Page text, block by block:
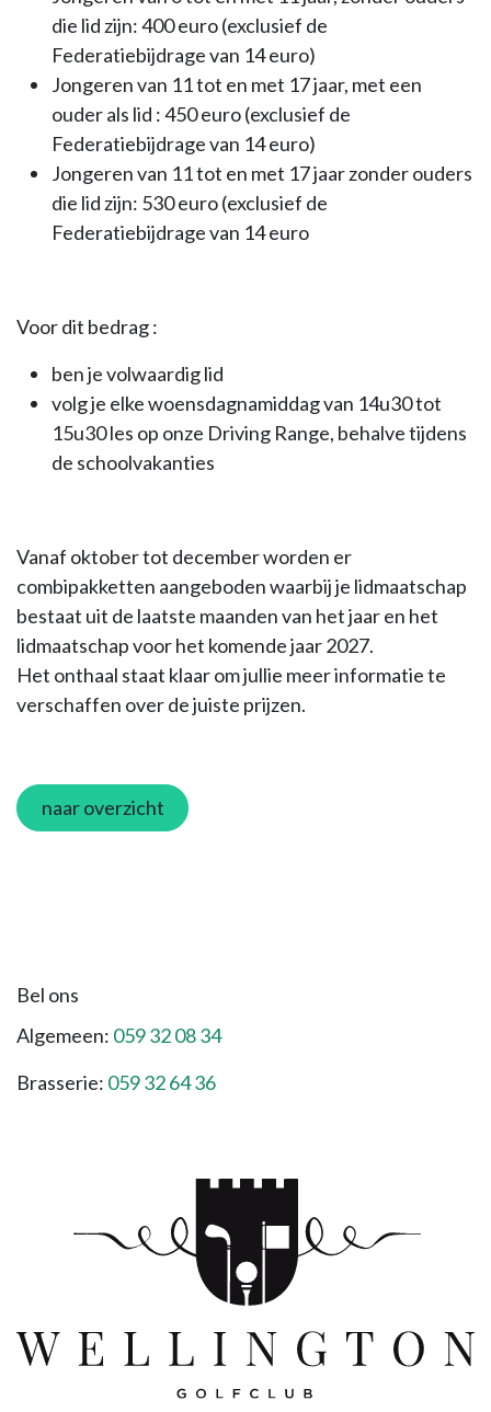
die lid zijn: 400 euro (exclusief de
Federatiebijdrage van 14 euro)
Jongeren van 11 tot en met 17 jaar, met een
ouder als lid : 450 euro (exclusief de
Federatiebijdrage van 14 euro)
Jongeren van 11 tot en met 17 jaar zonder ouders
die lid zijn: 530 euro (exclusief de
Federatiebijdrage van 14 euro
Voor dit bedrag :
ben je volwaardig lid
volg je elke woensdagnamiddag van 14u30 tot
15u30 les op onze Driving Range, behalve tijdens
de schoolvakanties
Vanaf oktober tot december worden er
combipakketten aangeboden waarbij je lidmaatschap
bestaat uit de laatste maanden van het jaar en het
lidmaatschap voor het komende jaar 2027.
Het onthaal staat klaar om jullie meer informatie te
verschaffen over de juiste prijzen.
naar overzicht
Bel ons
Algemeen: 059 32 08 34
Brasserie: 059 32 64 36